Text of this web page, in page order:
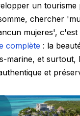
un tourisme
chercher
mujeres', c'est
complète : la
marine, et surtout,
et